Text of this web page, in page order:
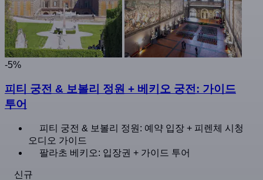
-5%
피티 궁전 & 보볼리 정원 + 베키오 궁전: 가이드
투어
피티 궁전 & 보볼리 정원: 예약 입장 + 피렌체 시청
오디오 가이드
팔라초 베키오: 입장권 + 가이드 투어
신규